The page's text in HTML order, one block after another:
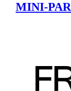
MINI-